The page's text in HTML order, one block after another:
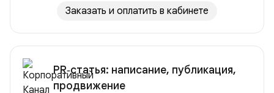
Заказать и оплатить в кабинете
PR‑статья: написание, публикация,
продвижение